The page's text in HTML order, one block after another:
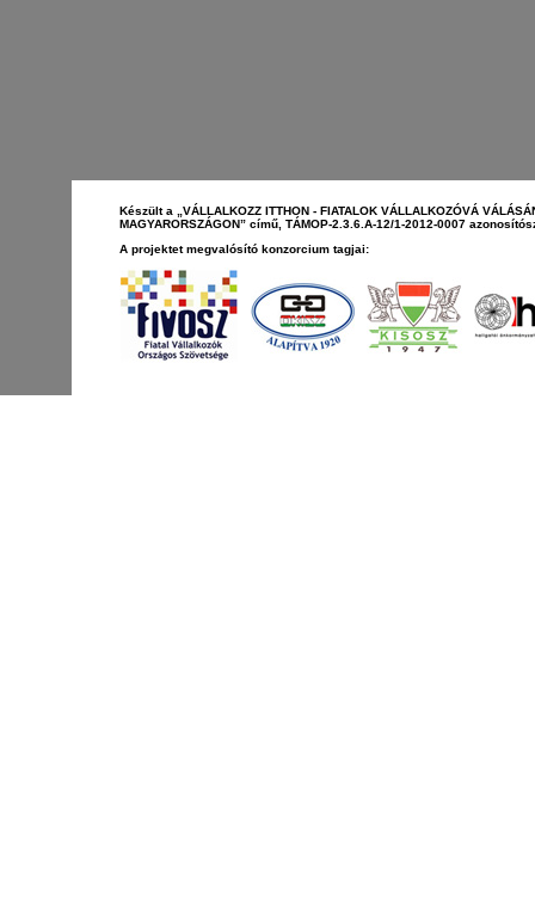
Készült a „VÁLLALKOZZ ITTHON - FIATALOK VÁLLALKOZÓVÁ
MAGYARORSZÁGON” című, TÁMOP-2.3.6.A-12/1-2012-0007
A projektet megvalósító konzorcium tagjai: